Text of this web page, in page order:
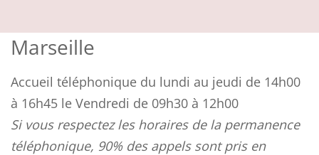
Marseille
Accueil téléphonique du lundi au jeudi de 14h00
à 16h45 le Vendredi de 09h30 à 12h00
Si vous respectez les horaires de la permanence
téléphonique, 90% des appels sont pris en